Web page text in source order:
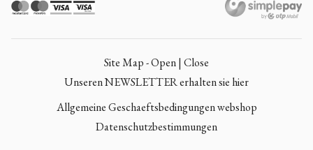
Site Map - Open | Close
Unseren NEWSLETTER erhalten sie hier
Allgemeine Geschaeftsbedingungen webshop
Datenschutzbestimmungen